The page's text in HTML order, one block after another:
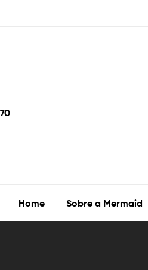
Home Sobre a Mermaid